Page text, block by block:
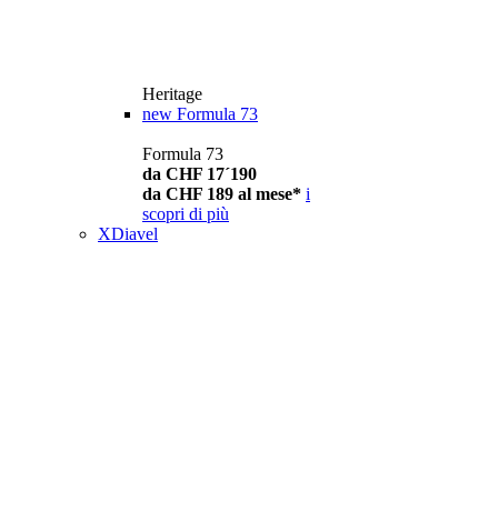
Heritage
new Formula 73
Formula 73
da CHF 17´190
da CHF 189 al mese* i
scopri di più
XDiavel